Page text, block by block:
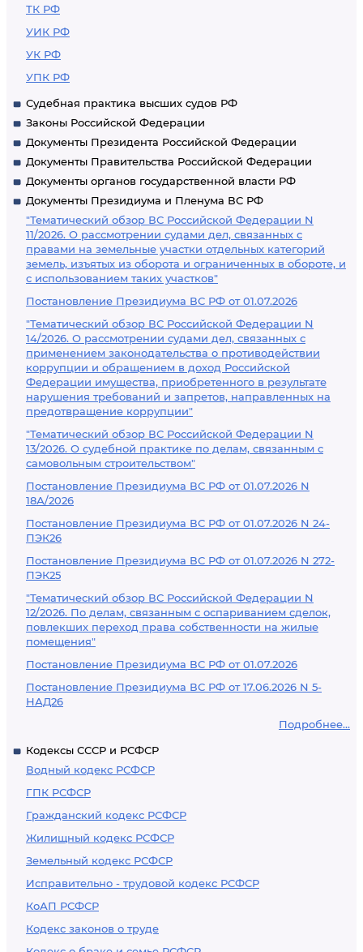
ТК РФ
УИК РФ
УК РФ
УПК РФ
Судебная практика высших судов РФ
Законы Российской Федерации
Документы Президента Российской Федерации
Документы Правительства Российской Федерации
Документы органов государственной власти РФ
Документы Президиума и Пленума ВС РФ
"Тематический обзор ВС Российской Федерации N
11/2026. О рассмотрении судами дел, связанных с
правами на земельные участки отдельных категорий
земель, изъятых из оборота и ограниченных в обороте, и
с использованием таких участков"
Постановление Президиума ВС РФ от 01.07.2026
"Тематический обзор ВС Российской Федерации N
14/2026. О рассмотрении судами дел, связанных с
применением законодательства о противодействии
коррупции и обращением в доход Российской
Федерации имущества, приобретенного в результате
нарушения требований и запретов, направленных на
предотвращение коррупции"
"Тематический обзор ВС Российской Федерации N
13/2026. О судебной практике по делам, связанным с
самовольным строительством"
Постановление Президиума ВС РФ от 01.07.2026 N
18А/2026
Постановление Президиума ВС РФ от 01.07.2026 N 24-
ПЭК26
Постановление Президиума ВС РФ от 01.07.2026 N 272-
ПЭК25
"Тематический обзор ВС Российской Федерации N
12/2026. По делам, связанным с оспариванием сделок,
повлекших переход права собственности на жилые
помещения"
Постановление Президиума ВС РФ от 01.07.2026
Постановление Президиума ВС РФ от 17.06.2026 N 5-
НАД26
Подробнее...
Кодексы СССР и РСФСР
Водный кодекс РСФСР
ГПК РСФСР
Гражданский кодекс РСФСР
Жилищный кодекс РСФСР
Земельный кодекс РСФСР
Исправительно - трудовой кодекс РСФСР
КоАП РСФСР
Кодекс законов о труде